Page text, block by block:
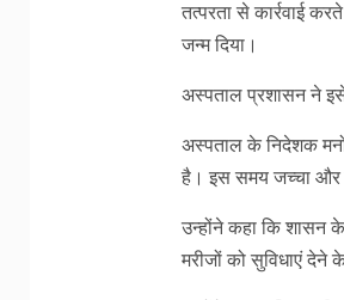
तत्परता से कार्रवाई
जन्म दिया।
अस्पताल प्रशासन ने
अस्पताल के निदेशक
है। इस समय जच्चा और
उन्होंने कहा कि शासन
मरीजों को सुविधाएं देने